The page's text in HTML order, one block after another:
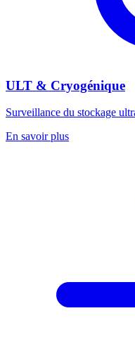
ULT & Cryogénique
Surveillance du stockage
En savoir plus